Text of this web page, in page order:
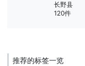
长野县
120件
推荐的标签一览